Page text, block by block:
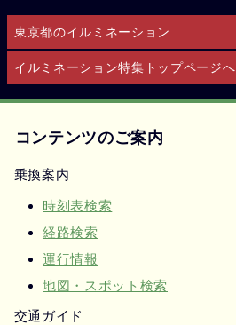
東京都のイルミネーション
イルミネーション特集トップページへ
コンテンツのご案内
乗換案内
時刻表検索
経路検索
運行情報
地図・スポット検索
交通ガイド